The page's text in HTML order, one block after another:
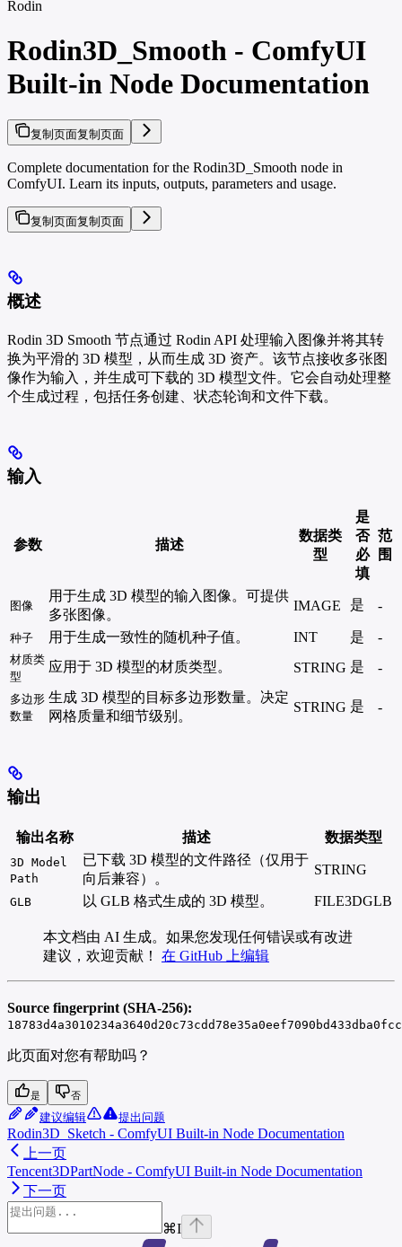
Rodin
Rodin3D_Smooth - ComfyUI
Built-in Node Documentation
复制页面复制页面
Complete documentation for the Rodin3D_Smooth node in
ComfyUI. Learn its inputs, outputs, parameters and usage.
复制页面复制页面
概述
Rodin 3D Smooth 节点通过 Rodin API 处理输入图像并将其转
换为平滑的 3D 模型，从而生成 3D 资产。该节点接收多张图
像作为输入，并生成可下载的 3D 模型文件。它会自动处理整
个生成过程，包括任务创建、状态轮询和文件下载。
输入
参数 描述
数据类
型
是
否
必
填
范
围
图像
用于生成 3D 模型的输入图像。可提供
多张图像。
IMAGE 是 -
种子 用于生成一致性的随机种子值。 INT 是 -
材质类
型
应用于 3D 模型的材质类型。 STRING 是 -
多边形
数量
生成 3D 模型的目标多边形数量。决定
网格质量和细节级别。
STRING 是 -
输出
输出名称 描述 数据类型
3D Model
Path
已下载 3D 模型的文件路径（仅用于
向后兼容）。
STRING
GLB 以 GLB 格式生成的 3D 模型。 FILE3DGLB
本文档由 AI 生成。如果您发现任何错误或有改进
建议，欢迎贡献！ 在 GitHub 上编辑
Source fingerprint (SHA-256):
此页面对您有帮助吗？
是 否
建议编辑 提出问题
Rodin3D_Sketch - ComfyUI Built-in Node Documentation
上一页
Tencent3DPartNode - ComfyUI Built-in Node Documentation
下一页
⌘I